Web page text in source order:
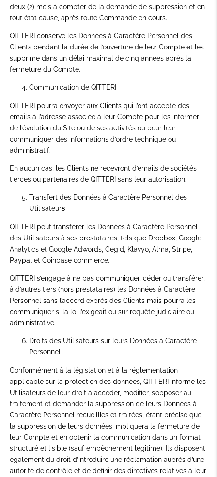
deux (2) mois à compter de la demande de suppression et en
tout état cause, après toute Commande en cours.
QITTERI conserve les Données à Caractère Personnel des
Clients pendant la durée de l’ouverture de leur Compte et les
supprime dans un délai maximal de cinq années après la
fermeture du Compte.
Communication de QITTERI
QITTERI pourra envoyer aux Clients qui l’ont accepté des
emails à l’adresse associée à leur Compte pour les informer
de l’évolution du Site ou de ses activités ou pour leur
communiquer des informations d’ordre technique ou
administratif.
En aucun cas, les Clients ne recevront d’emails de sociétés
tierces ou partenaires de QITTERI sans leur autorisation.
Transfert des Données à Caractère Personnel des
Utilisateurs
QITTERI peut transférer les Données à Caractère Personnel
des Utilisateurs à ses prestataires, tels que Dropbox, Google
Analytics et Google Adwords, Cegid, Klavyo, Alma, Stripe,
Paypal et Coinbase commerce.
QITTERI s’engage à ne pas communiquer, céder ou transférer,
à d’autres tiers (hors prestataires) les Données à Caractère
Personnel sans l’accord exprès des Clients mais pourra les
communiquer si la loi l’exigeait ou sur requête judiciaire ou
administrative.
Droits des Utilisateurs sur leurs Données à Caractère
Personnel
Conformément à la législation et à la réglementation
applicable sur la protection des données, QITTERI informe les
Utilisateurs de leur droit à accéder, modifier, s’opposer au
traitement et demander la suppression de leurs Données à
Caractère Personnel recueillies et traitées, étant précisé que
la suppression de leurs données impliquera la fermeture de
leur Compte et en obtenir la communication dans un format
structuré et lisible (sauf empêchement légitime). Ils disposent
également du droit d’introduire une réclamation auprès d’une
autorité de contrôle et de définir des directives relatives à leur